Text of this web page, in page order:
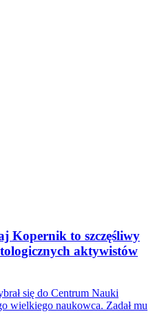
Kopernik to szczęśliwy
aktywistów
się do Centrum Nauki
wielkiego naukowca. Zadał mu